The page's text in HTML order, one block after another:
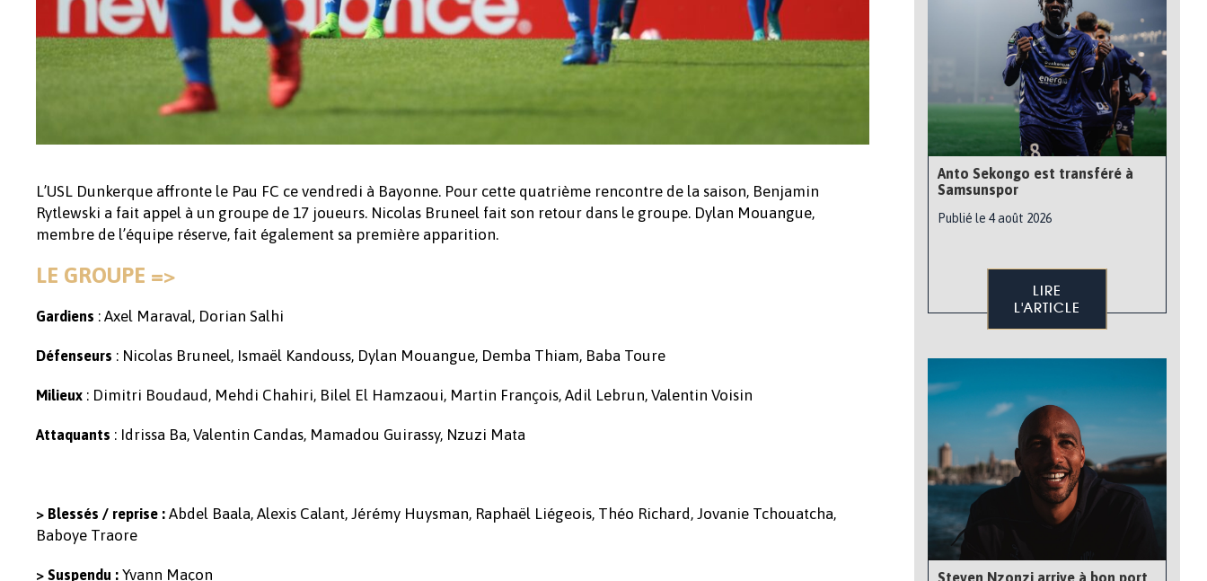
L’USL Dunkerque affronte le Pau FC ce vendredi à Bayonne. Pour cette quatrième rencontre de la saison, Benjamin
Rytlewski a fait appel à un groupe de 17 joueurs. Nicolas Bruneel fait son retour dans le groupe. Dylan Mouangue,
membre de l’équipe réserve, fait également sa première apparition.
LE GROUPE =>
Gardiens : Axel Maraval, Dorian Salhi
Défenseurs : Nicolas Bruneel, Ismaël Kandouss, Dylan Mouangue, Demba Thiam, Baba Toure
Milieux : Dimitri Boudaud, Mehdi Chahiri, Bilel El Hamzaoui, Martin François, Adil Lebrun, Valentin Voisin
Attaquants : Idrissa Ba, Valentin Candas, Mamadou Guirassy, Nzuzi Mata
> Blessés / reprise : Abdel Baala, Alexis Calant, Jérémy Huysman, Raphaël Liégeois, Théo Richard, Jovanie Tchouatcha,
Baboye Traore
> Suspendu : Yvann Maçon
Anto Sekongo est transféré à
Samsunspor
Publié le 4 août 2026
LIRE
L'ARTICLE
Steven Nzonzi arrive à bon port